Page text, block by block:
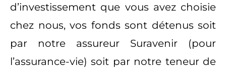
d’investissement que vous avez choisie
chez nous, vos fonds sont détenus soit
par notre assureur Suravenir (pour
l’assurance-vie) soit par notre teneur de